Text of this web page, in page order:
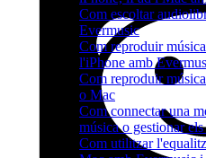
Com escoltar
Evermusic
Com reproduir
l'iPhone amb
Com reproduir
o Mac
Com connectar una
música o gestionar
Com utilitzar